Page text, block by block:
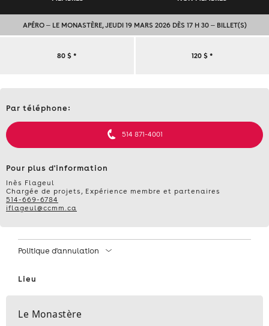
APÉRO ‒ LE MONASTÈRE, JEUDI 19 MARS 2026 DÈS 17 H 30 ‒ BILLET(S)
APÉRO
LE
MARS
DÈS
80 $ * 120 $ *
etPar téléphone:
514 871-4001
Pour plus d'information
Inès Flageul
Chargée de projets, Expérience membre et partenaires
514-669-6784
iflageul@ccmm.ca
Politique d'annulation
Lieu
Le Monastère